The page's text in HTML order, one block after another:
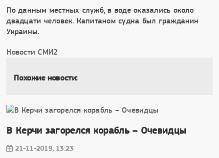
По данным местных служб, в воде оказались около
двадцати человек. Капитаном судна был гражданин
Украины.
Новости СМИ2
Похожие новости:
В Керчи загорелся корабль – Очевидцы
21-11-2019, 13:23